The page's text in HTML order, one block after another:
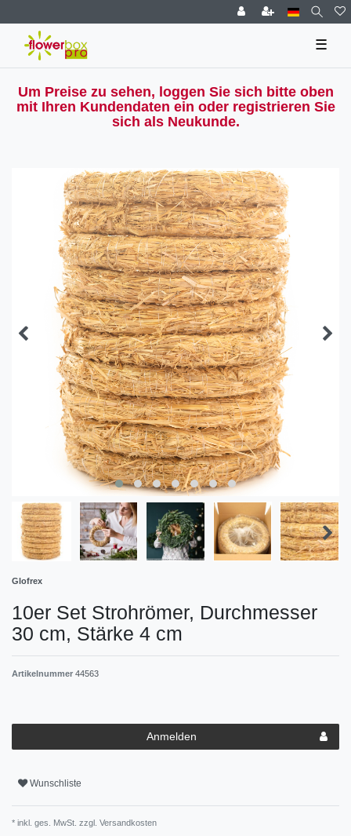
☰
Um Preise zu sehen, loggen Sie sich bitte oben
mit Ihren Kundendaten ein oder registrieren Sie
sich als Neukunde.
Glofrex
10er Set Strohrömer, Durchmesser
30 cm, Stärke 4 cm
Artikelnummer 44563
Anmelden
Wunschliste
* inkl. ges. MwSt. zzgl. Versandkosten